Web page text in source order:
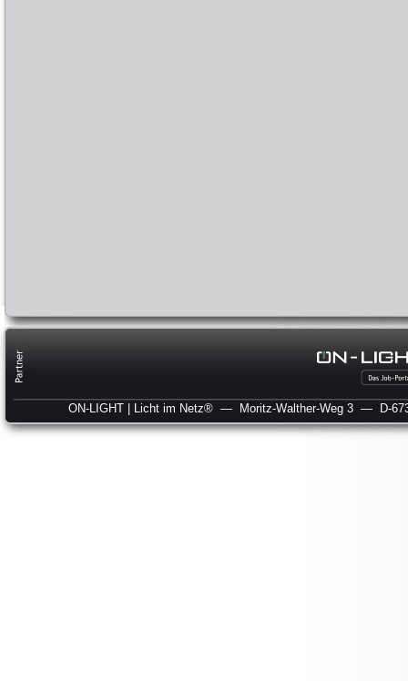
ON-LIGHT | Licht im Netz® — Moritz-Walther-Weg 3 — D-